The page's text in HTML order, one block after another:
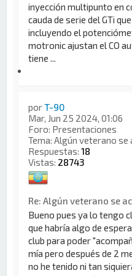
inyección multipunto en
cauda de serie del GTi
incluyendo el
motronic ajustan el CO
tiene ...
porT-90
Mar, Jun 25 2024, 01:06
Foro: Presentaciones
Tema: Algún veterano se
Respuestas:18
Vistas: 28743
Re: Algún veterano se
Bueno pues ya lo tengo
que habría algo de
club para poder
mía pero después de 2
no he tenido ni tan